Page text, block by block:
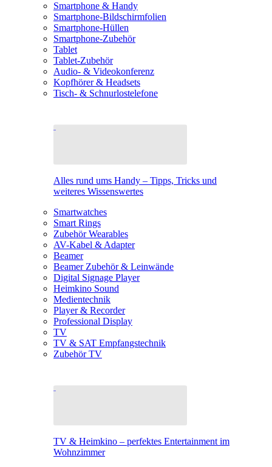
Smartphone & Handy
Smartphone-Bildschirmfolien
Smartphone-Hüllen
Smartphone-Zubehör
Tablet
Tablet-Zubehör
Audio- & Videokonferenz
Kopfhörer & Headsets
Tisch- & Schnurlostelefone
Alles rund ums Handy – Tipps, Tricks und
weiteres Wissenswertes
Smartwatches
Smart Rings
Zubehör Wearables
AV-Kabel & Adapter
Beamer
Beamer Zubehör & Leinwände
Digital Signage Player
Heimkino Sound
Medientechnik
Player & Recorder
Professional Display
TV
TV & SAT Empfangstechnik
Zubehör TV
TV & Heimkino – perfektes Entertainment im
Wohnzimmer